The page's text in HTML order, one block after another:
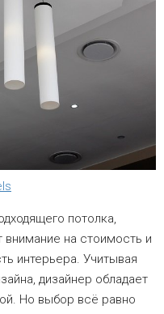
потолка,
на стоимость и
интерьера. Учитывая
дизайнер обладает
Но выбор всё равно